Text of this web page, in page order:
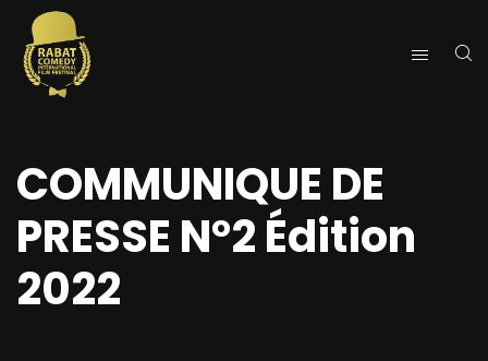
COMMUNIQUE DE
PRESSE N°2 Édition
2022